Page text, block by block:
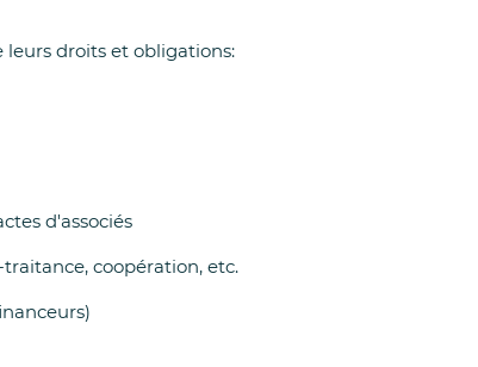
droits et obligations:
d'associés
coopération, etc.